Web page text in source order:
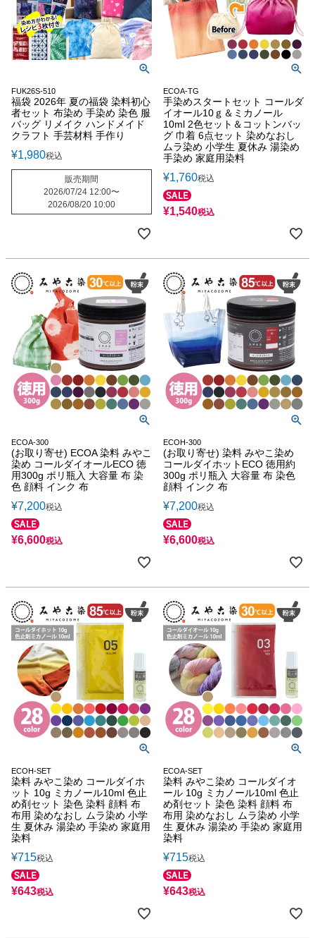
FUK26S-510
福袋 2026年 夏の福袋 染料初心
者セット 布染め 手染め 染色 服
バッグ リメイク ハンドメイド
クラフト 手芸材料 手作り
¥1,980税込
販売期間
2026/07/24 12:00〜
2026/08/20 10:00
ECOA-TG
手染めスタートセット コールダ
イオール10ｇ＆ミカノール
10ml 2色セット＆コットンバッ
グ 巾着 6点セット 染めなおし
ムラ染め 小学生 夏休み 湯染め
手染め 家庭用染料
¥1,760税込
¥1,540税込
ECOA-300
(お取り寄せ) ECOA 染料 みやこ
染め コールダイオールECO 徳
用300g ポリ瓶入 大容量 布 染
色 顔料 インク 布
¥7,200税込
¥6,600税込
ECOH-300
(お取り寄せ) 染料 みやこ染め
コールダイホットECO 徳用約
300g ポリ瓶入 大容量 布 染色
顔料 インク 布
¥7,200税込
¥6,600税込
ECOH-SET
染料 みやこ染め コールダイホ
ット 10g ミカノール10ml 色止
め剤セット 染色 染料 顔料 布
布用 染めなおし ムラ染め 小学
生 夏休み 湯染め 手染め 家庭用
染料
¥715税込
¥643税込
ECOA-SET
染料 みやこ染め コールダイオ
ール 10g ミカノール10ml 色止
め剤セット 染色 染料 顔料 布
布用 染めなおし ムラ染め 小学
生 夏休み 湯染め 手染め 家庭用
染料
¥715税込
¥643税込